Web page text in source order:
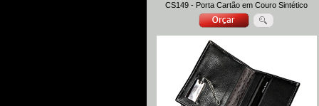
CS149 - Porta Cartão em Couro Sintético